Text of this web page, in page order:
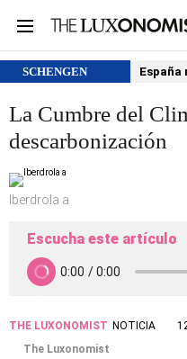
SCHENGEN
La Cumbre del
descarbonización
Iberdrola a
Escucha este artículo
THE LUXONOMIST NOTICIA
The Luxonomist